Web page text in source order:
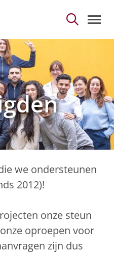
-
we ondersteunen
2012)!
onze steun
oproepen voor
zijn dus